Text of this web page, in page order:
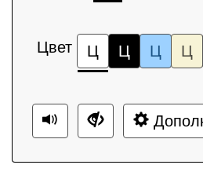
Цвет Ц Ц Ц Ц